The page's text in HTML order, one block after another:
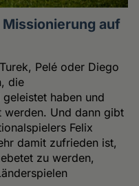
auf
Pelé oder Diego
die
haben und
werden. Und dann gibt
Felix
damit zufrieden ist,
zu werden,